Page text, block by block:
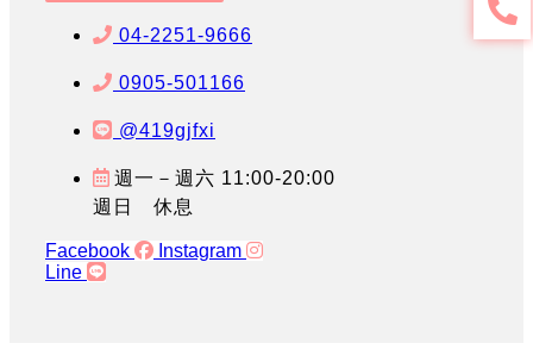
04-2251-9666
0905-501166
@419gjfxi
週一－週六 11:00-20:00
週日 休息
Facebook
Instagram
Line